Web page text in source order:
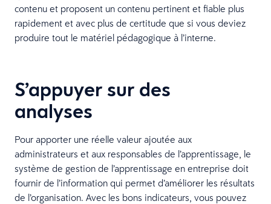
contenu et proposent un contenu pertinent et fiable plus
rapidement et avec plus de certitude que si vous deviez
produire tout le matériel pédagogique à l’interne.
S’appuyer sur des
analyses
Pour apporter une réelle valeur ajoutée aux
administrateurs et aux responsables de l’apprentissage, le
système de gestion de l’apprentissage en entreprise doit
fournir de l’information qui permet d’améliorer les résultats
de l’organisation. Avec les bons indicateurs, vous pouvez